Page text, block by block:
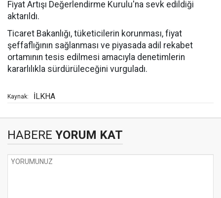
Fiyat Artışı Değerlendirme Kurulu'na sevk edildiği
aktarıldı.
Ticaret Bakanlığı, tüketicilerin korunması, fiyat
şeffaflığının sağlanması ve piyasada adil rekabet
ortamının tesis edilmesi amacıyla denetimlerin
kararlılıkla sürdürüleceğini vurguladı.
Kaynak: İLKHA
HABERE YORUM KAT